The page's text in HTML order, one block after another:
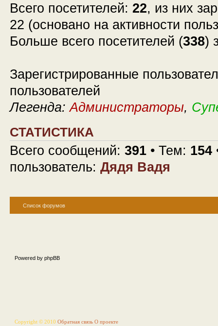
Всего посетителей: 22, из них
22 (основано на активности
Больше всего посетителей (338)
Зарегистрированные
пользователей
Легенда:Администраторы,
СТАТИСТИКА
Всего сообщений: 391 • Тем: 154
пользователь: Дядя Вадя
Список форумов
Powered by phpBB
Copyright © 2010 Обратная связь О проекте